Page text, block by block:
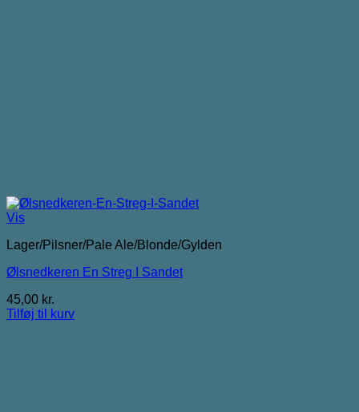
Vis
Lager/Pilsner/Pale Ale/Blonde/Gylden
Ølsnedkeren En Streg I Sandet
45,00 kr.
Tilføj til kurv